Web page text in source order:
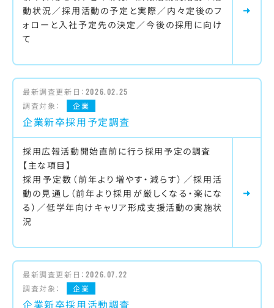
動状況／採用活動の予定と実際／内々定後のフ
ォローと入社予定先の決定／今後の採用に向け
て
最新調査更新日： 2026.02.25
調査対象：
企業
企業新卒採用予定調査
採用広報活動開始直前に行う採用予定の調査
【主な項目】
採用予定数（前年より増やす・減らす）／採用活
動の見通し（前年より採用が厳しくなる・楽にな
る）／低学年向けキャリア形成支援活動の実施状
況
最新調査更新日： 2026.07.22
調査対象：
企業
企業新卒採用活動調査